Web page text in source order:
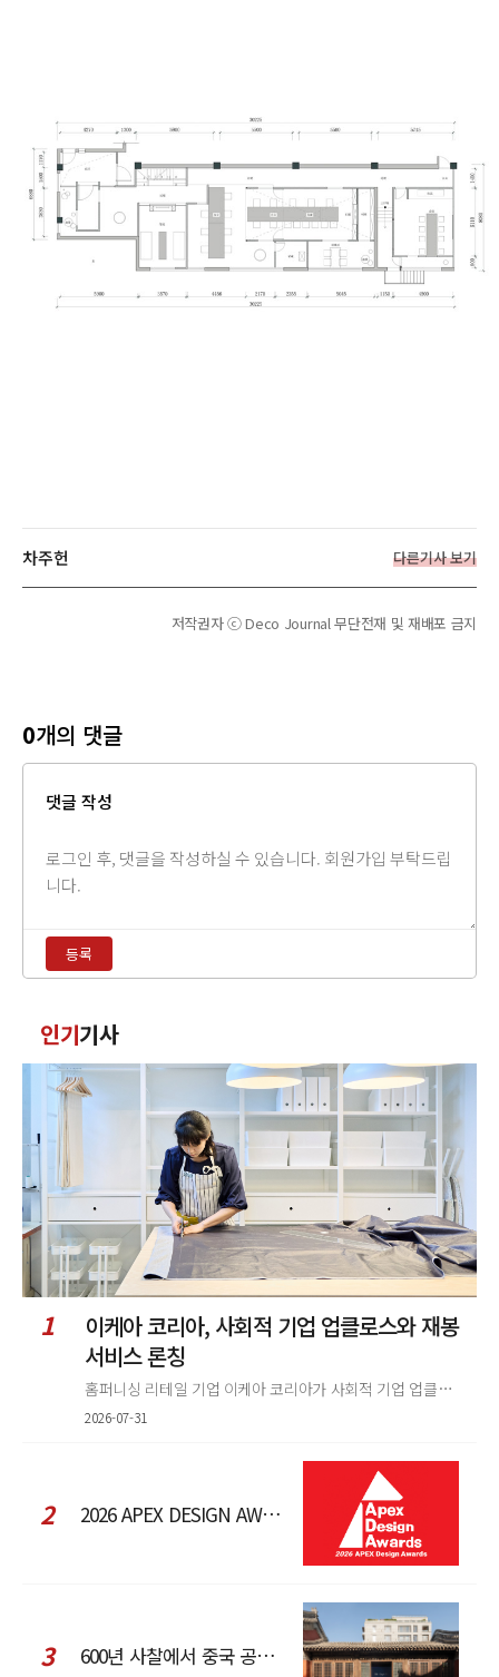
차주헌 다른기사 보기
저작권자 ⓒ Deco Journal 무단전재 및 재배포 금지
0개의 댓글
댓글 작성
력
등록
글
인기기사
1
이케아 코리아, 사회적 기업 업클로스와 재봉
서비스 론칭
홈퍼니싱 리테일 기업 이케아 코리아가 사회적 기업 업클로스(Upcloth)와 협력해 재봉 서비스를 선보인다. 이번 협업은 이케
2026-07-31
2 2026 APEX DESIGN AWARDS
3 600년 사찰에서 중국 공예와 현대 패션을 직조한 ZARA x Fanglu Lin Pop-Up